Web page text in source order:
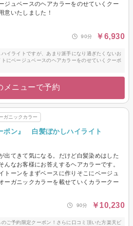
ジュベースのヘアカラーをのせていくクー
意いたしました！
90分 ￥6,930
イライトですが、あまり派手になり過ぎたくないお
にベージュベースのヘアカラーをのせていくクーポ
メニューで予約
ガニックカラー
ポン』 白髪ぼかしハイライト
出てきて気になる。だけど白髪染めはした
んなお客様にお答えするヘアカラーです。
トーンをまずベースに作りそこにベージュ
ーガニックカラーを載せていくカラークー
90分 ￥10,230
ご予約限定クーポン！さらに口コミ頂いた方楽天ビ